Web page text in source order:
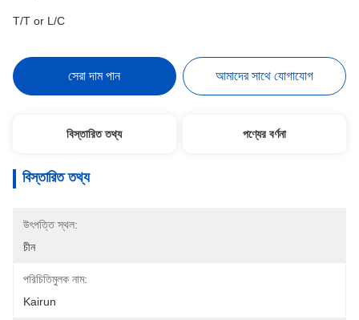
T/T or L/C
সেরা দাম পান আমাদের সাথে যোগাযোগ
বিস্তারিত তথ্য পণ্যের বর্ণনা
বিস্তারিত তথ্য
উৎপত্তি স্থল:
চীন
পরিচিতিমুলক নাম:
Kairun